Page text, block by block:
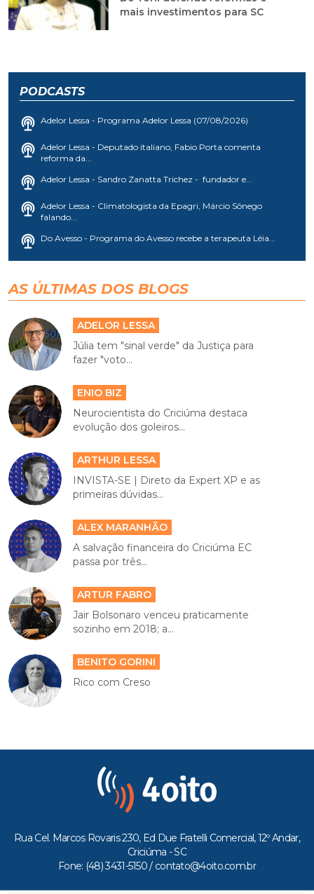
mais investimentos para SC
PODCASTS
Adelor Lessa - Programa Adelor Lessa (07/08/2026)
Adelor Lessa - Deputado italiano, Fabio Porta comenta
reforma da...
Adelor Lessa - Sandro Zanatta Trichez - fundador e...
Adelor Lessa - Climatologista da Epagri, Márcio Sônego
falando...
Do Avesso - Programa do Avesso recebe a terapeuta Léia...
AS ÚLTIMAS DOS BLOGS
ADELOR LESSA
Júlia tem "sinal verde" da Justiça para
fazer "voto...
ENIO BIZ
Neurocientista do Criciúma destaca
evolução dos goleiros...
ARTHUR LESSA
INVISTA-SE | Direto da Expert XP e as
primeiras dúvidas...
ALEX MARANHÃO
A salvação financeira do Criciúma EC
passa por três...
ARTUR FABRO
Jair Bolsonaro venceu praticamente
sozinho em 2018; a...
BENITO GORINI
Rico com Creso
Rua Cel. Marcos Rovaris 230, Ed Due Fratelli Comercial, 12º Andar,
Criciúma - SC
Fone: (48) 3431-5150 / contato@4oito.com.br